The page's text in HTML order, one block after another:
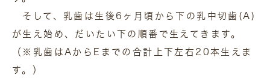
そして、乳歯は生後6ヶ月頃から下の乳中切歯(A)
が生え始め、だいたい下の順番で生えてきます。
（※乳歯はAからEまでの合計上下左右20本生えま
す。）